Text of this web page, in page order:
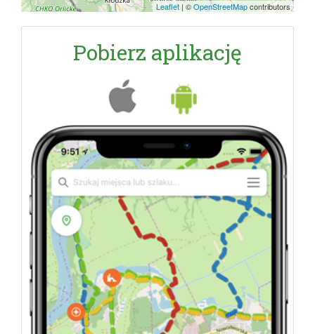
Leaflet|©OpenStreetMapcontributors
Pobierz aplikację